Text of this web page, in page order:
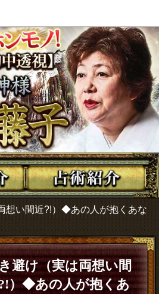
想い間近?!）◆あの人が抱くあな
避け（実は両想い間
）◆あの人が抱くあ